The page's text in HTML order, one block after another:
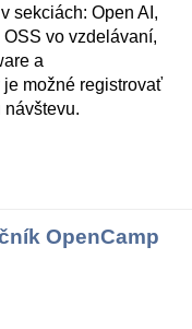
sekciách: Open AI,
vo vzdelávaní,
a
možné registrovať
návštevu.
OpenCamp